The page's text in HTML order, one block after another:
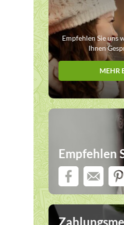
Empfehlen Sie uns
Ihnen
MEHR
Empfehlen